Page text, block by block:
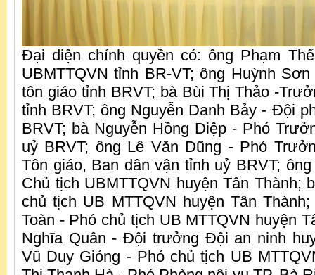
Đại diện chính quyền có: ông Phạm
UBMTTQVN tỉnh BR-VT; ông Huỳnh
tôn giáo tỉnh BRVT; bà Bùi Thị Thảo -
tỉnh BRVT; ông Nguyễn Danh Bảy - Đội
BRVT; bà Nguyễn Hồng Diệp - Phó
uỷ BRVT; ông Lê Văn Dũng - Phó
Tôn giáo, Ban dân vận tỉnh uỷ BRVT;
Chủ tịch UBMTTQVN huyện Tân Thành;
chủ tịch UB MTTQVN huyện Tân
Toàn - Phó chủ tịch UB MTTQVN huyện
Nghĩa Quân - Đội trưởng Đội an ninh
Vũ Duy Gióng - Phó chủ tịch UB